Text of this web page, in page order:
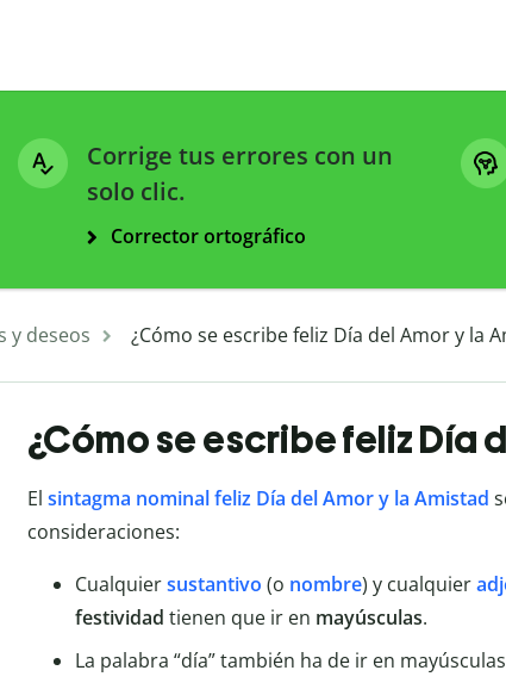
Corrige tus errores con un
solo clic.
Corrector ortográfico
y deseos ¿Cómo se escribe feliz Día del Amor y la
¿Cómo se escribe feliz Día
El sintagma nominalfeliz Día del Amor y la Amistad
consideraciones:
Cualquiersustantivo (o nombre) y cualquier
festividad tienen que ir en mayúsculas.
La palabra “día” también ha de ir en